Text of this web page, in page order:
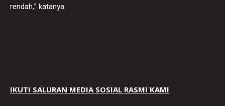
rendah,” katanya.
IKUTI SALURAN MEDIA SOSIAL RASMI KAMI